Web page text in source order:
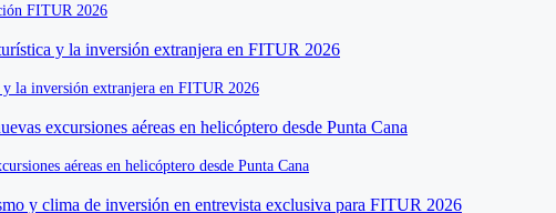
FITUR 2026
la inversión extranjera en FITUR 2026
aéreas en helicóptero desde Punta Cana